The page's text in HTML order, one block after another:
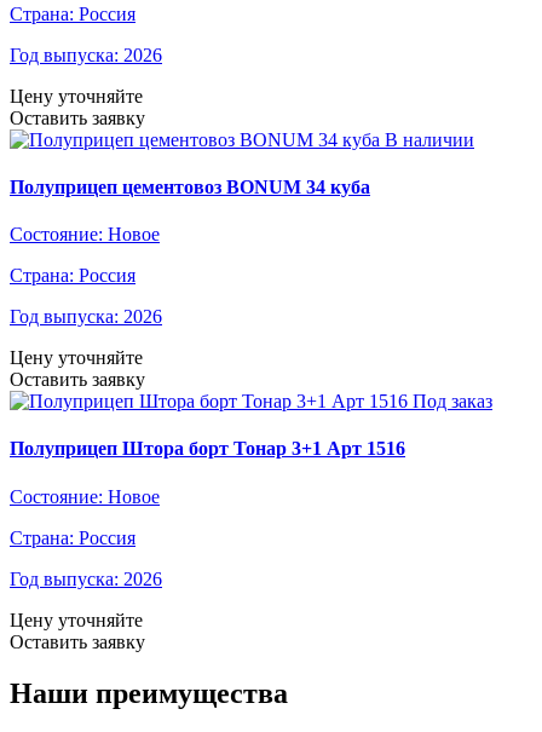
Страна: Россия
Год выпуска: 2026
Цену уточняйте
Оставить заявку
В наличии
Полуприцеп цементовоз BONUM 34 куба
Состояние: Новое
Страна: Россия
Год выпуска: 2026
Цену уточняйте
Оставить заявку
Под заказ
Полуприцеп Штора борт Тонар 3+1 Арт 1516
Состояние: Новое
Страна: Россия
Год выпуска: 2026
Цену уточняйте
Оставить заявку
Наши преимущества